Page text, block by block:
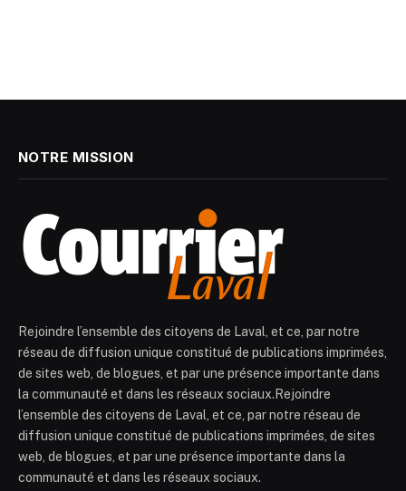
NOTRE MISSION
Rejoindre l’ensemble des citoyens de Laval, et ce, par notre
réseau de diffusion unique constitué de publications imprimées,
de sites web, de blogues, et par une présence importante dans
la communauté et dans les réseaux sociaux.Rejoindre
l’ensemble des citoyens de Laval, et ce, par notre réseau de
diffusion unique constitué de publications imprimées, de sites
web, de blogues, et par une présence importante dans la
communauté et dans les réseaux sociaux.